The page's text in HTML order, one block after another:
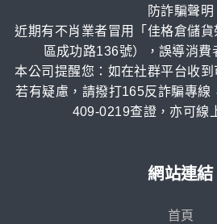
防詐騙聲明
近期有不肖業者冒用「佳格倉儲
區成功路136號），誤導消費
本公司提醒您：如在社群平台收到
若有疑慮，請撥打165反詐騙專線
409-0219查證，亦可線
網站連結
首頁